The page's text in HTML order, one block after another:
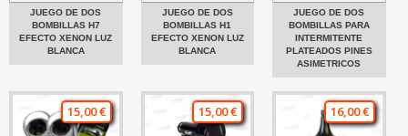
JUEGO DE DOS
BOMBILLAS H7
EFECTO XENON LUZ
BLANCA
JUEGO DE DOS
BOMBILLAS H1
EFECTO XENON LUZ
BLANCA
JUEGO DE DOS
BOMBILLAS PARA
INTERMITENTE
PLATEADOS PINES
ASIMETRICOS
15,00 € 15,00 € 16,00 €